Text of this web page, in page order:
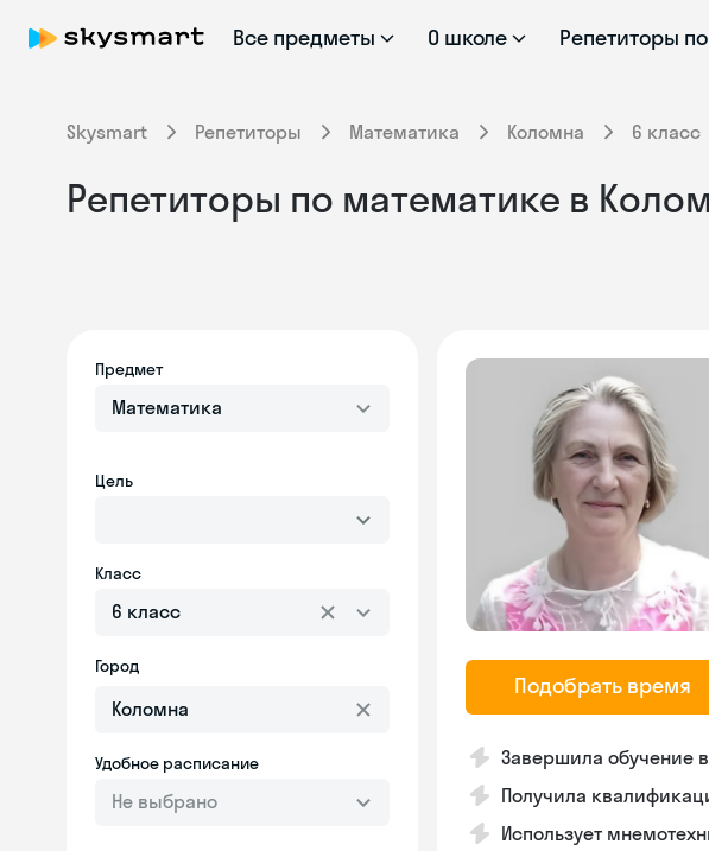
Все предметы О школе Репетиторы
Skysmart Репетиторы Математика Коломна 6 класс
Репетиторы по математике в
Предмет
Математика
Цель
Класс
6 класс
Город
Удобное расписание
Не выбрано
Подобрать время
Завершила обучение
Получила
Использует